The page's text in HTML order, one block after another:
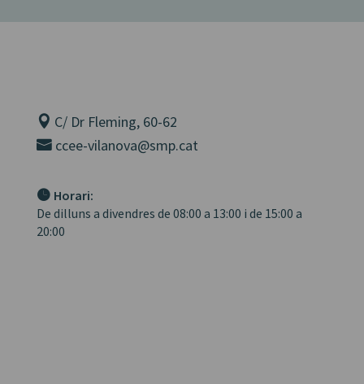
C/ Dr Fleming, 60-62
ccee-vilanova@smp.cat
Horari:
De dilluns a divendres de 08:00 a 13:00 i de 15:00 a
20:00